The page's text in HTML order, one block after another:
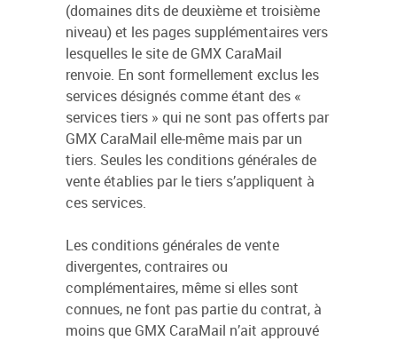
(domaines dits de deuxième et troisième
niveau) et les pages supplémentaires vers
lesquelles le site de GMX CaraMail
renvoie. En sont formellement exclus les
services désignés comme étant des «
services tiers » qui ne sont pas offerts par
GMX CaraMail elle-même mais par un
tiers. Seules les conditions générales de
vente établies par le tiers s’appliquent à
ces services.
Les conditions générales de vente
divergentes, contraires ou
complémentaires, même si elles sont
connues, ne font pas partie du contrat, à
moins que GMX CaraMail n’ait approuvé